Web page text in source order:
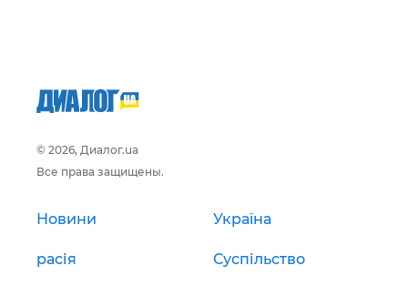
© 2026, Диалог.ua
Все права защищены.
Новини Україна
расія Суспільство